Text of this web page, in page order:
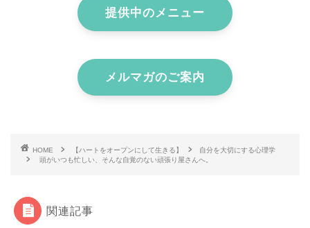
提供中のメニュー
メルマガのご案内
HOME 【ハートをオープンにして生きる】
自分を大切にする心理学
頭がいつも忙しい、そんな自覚のない頑張り屋さんへ。
関連記事